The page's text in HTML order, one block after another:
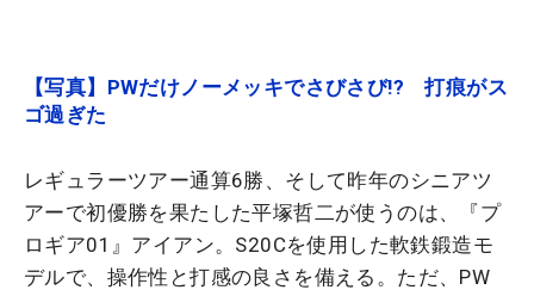
【写真】PWだけノーメッキでさびさび!? 打痕がス
ゴ過ぎた
レギュラーツアー通算6勝、そして昨年のシニアツ
アーで初優勝を果たした平塚哲二が使うのは、『プ
ロギア01』アイアン。S20Cを使用した軟鉄鍛造モ
デルで、操作性と打感の良さを備える。ただ、PW